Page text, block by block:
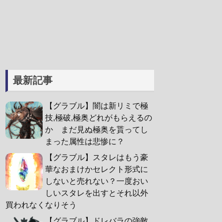
最新記事
【グラブル】闇は新リミで極
技,極破,極奥どれがもらえるの
か まだ見ぬ極奥を貰ってし
まった属性は悲惨に？
【グラブル】スタレはもう豪
華なおまけかセレクト形式に
しないと売れない？一度おい
しいスタレを出すとそれ以外
買われなくなりそう